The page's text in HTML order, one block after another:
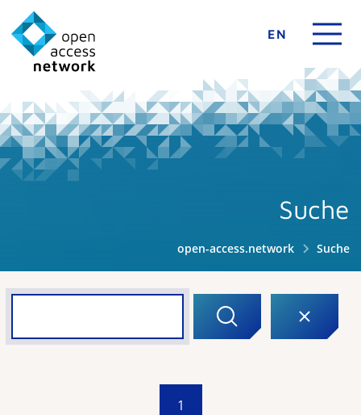
EN
Suche
open-access.network Suche
1